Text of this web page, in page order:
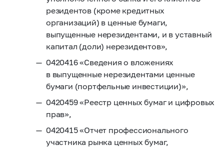
резидентов (кроме кредитных
организаций) в ценные бумаги,
выпущенные нерезидентами, и в уставный
капитал (доли) нерезидентов»,
0420416 «Сведения о вложениях
в выпущенные нерезидентами ценные
бумаги (портфельные инвестиции)»,
0420459 «Реестр ценных бумаг и цифровых
прав»,
0420415 «Отчет профессионального
участника рынка ценных бумаг,